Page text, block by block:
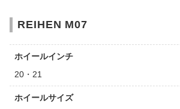
REIHEN M07
ホイールインチ
20・21
ホイールサイズ